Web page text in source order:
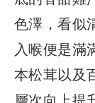
色澤，看似
入喉便是滿
本松茸以及